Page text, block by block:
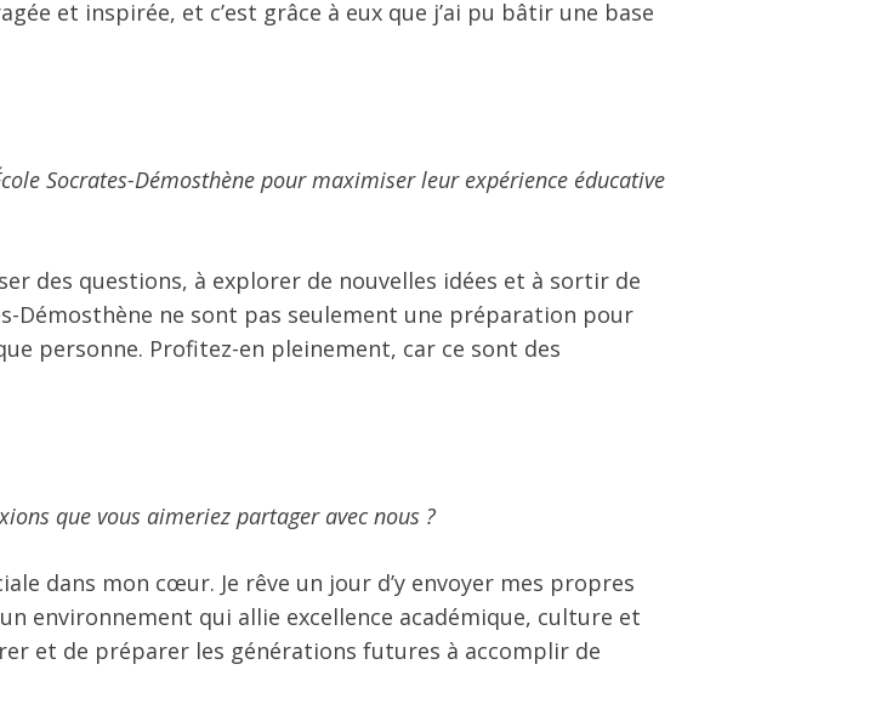
et inspirée, et c’est grâce à eux que j’ai pu bâtir une base
Socrates-Démosthène pour maximiser leur expérience éducative
des questions, à explorer de nouvelles idées et à sortir de
Démosthène ne sont pas seulement une préparation pour
personne. Profitez-en pleinement, car ce sont des
que vous aimeriez partager avec nous ?
dans mon cœur. Je rêve un jour d’y envoyer mes propres
environnement qui allie excellence académique, culture et
et de préparer les générations futures à accomplir de